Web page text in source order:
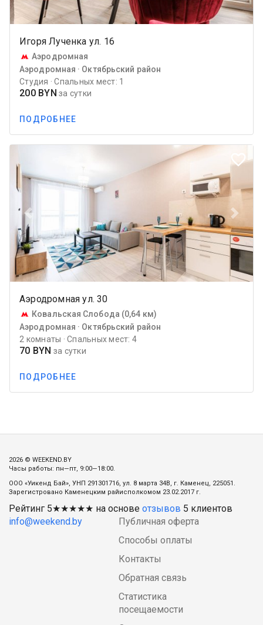
Игоря Лученка ул. 16
Аэродромная
Аэродромная · Октябрьский район
Студия · Спальных мест: 1
200 BYN за сутки
ПОДРОБНЕЕ
favorite_border
Next
Аэродромная ул. 30
Ковальская Слобода (0,64 км)
Аэродромная · Октябрьский район
2 комнаты · Спальных мест: 4
70 BYN за сутки
ПОДРОБНЕЕ
2026 © WEEKEND.BY
Часы работы: пн—пт, 9:00—18:00.
ООО «Уикенд Бай», УНП 291301716, ул. 8 марта 34В, г. Каменец, 225051.
Зарегистровано Каменецким райисполкомом 23.02.2017 г.
Рейтинг 5★★★★★ на основе отзывов 5 клиентов
info@weekend.by
Публичная оферта
Способы оплаты
Контакты
Обратная связь
Статистика
посещаемости